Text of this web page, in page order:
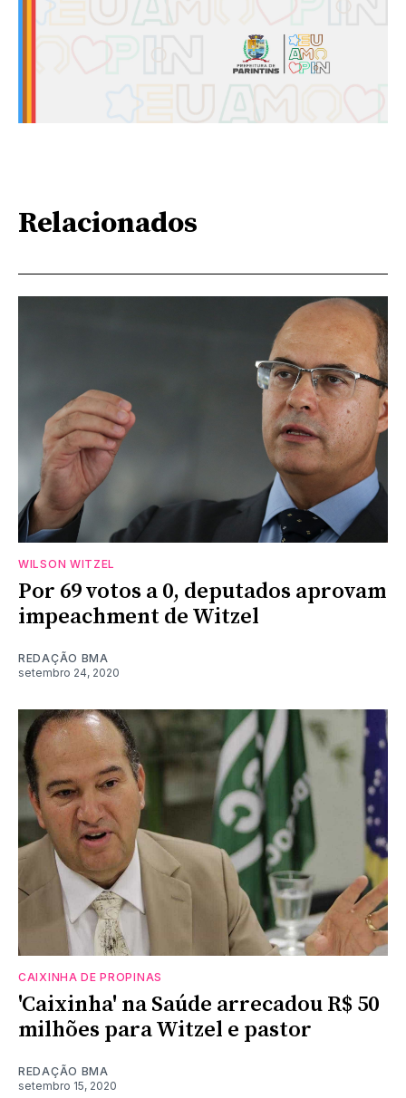
Relacionados
WILSON WITZEL
Por 69 votos a 0, deputados aprovam
impeachment de Witzel
REDAÇÃO BMA
setembro 24, 2020
CAIXINHA DE PROPINAS
'Caixinha' na Saúde arrecadou R$ 50
milhões para Witzel e pastor
REDAÇÃO BMA
setembro 15, 2020